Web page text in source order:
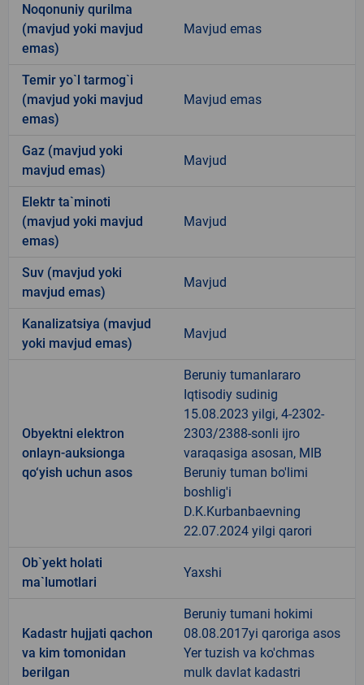
Noqonuniy qurilma
(mavjud yoki mavjud
emas)
Mavjud emas
Temir yo`l tarmog`i
(mavjud yoki mavjud
emas)
Mavjud emas
Gaz (mavjud yoki
mavjud emas)
Mavjud
Elektr ta`minoti
(mavjud yoki mavjud
emas)
Mavjud
Suv (mavjud yoki
mavjud emas)
Mavjud
Kanalizatsiya (mavjud
yoki mavjud emas)
Mavjud
Obyektni elektron
onlayn-auksionga
qo‘yish uchun asos
Beruniy tumanlararo
Iqtisodiy sudinig
15.08.2023 yilgi, 4-2302-
2303/2388-sonli ijro
varaqasiga asosan, MIB
Beruniy tuman bo'limi
boshlig'i
D.K.Kurbanbaevning
22.07.2024 yilgi qarori
Ob`yekt holati
ma`lumotlari
Yaxshi
Kadastr hujjati qachon
va kim tomonidan
berilgan
Beruniy tumani hokimi
08.08.2017yi qaroriga asos
Yer tuzish va ko'chmas
mulk davlat kadastri